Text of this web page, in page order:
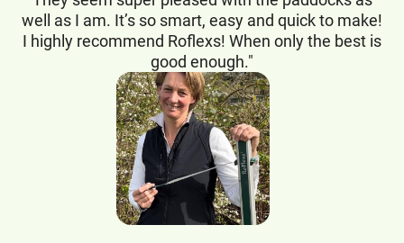
well as I am. It’s so smart, easy and quick to make!
I highly recommend Roflexs! When only the best is
good enough."